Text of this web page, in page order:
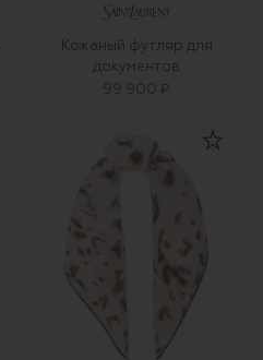
Кожаный футляр для
документов
99 900 ₽